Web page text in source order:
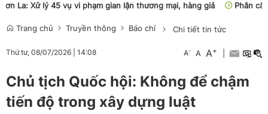
Xử lý 45 vụ vi phạm gian lận thương mại, hàng giả
Phân cấp,
Trang chủ Truyền thông Báo chí Chi tiết tin tức
Thứ tư, 08/07/2026 14:08 A- A A+
Chủ tịch Quốc hội: Không để chậm
tiến độ trong xây dựng luật